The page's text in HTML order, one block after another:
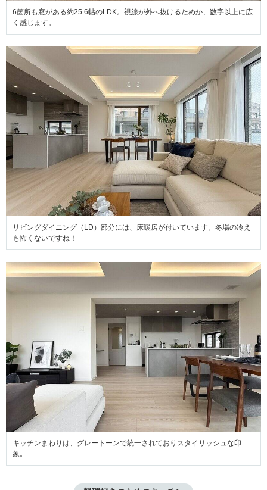
6箇所も窓がある約25.6帖のLDK。視線が外へ抜けるためか、数字以上に広
く感じます。
リビングダイニング（LD）部分には、床暖房が付いています。冬場の冷え
も怖くないですね！
キッチンまわりは、グレートーンで統一されておりスタイリッシュな印
象。